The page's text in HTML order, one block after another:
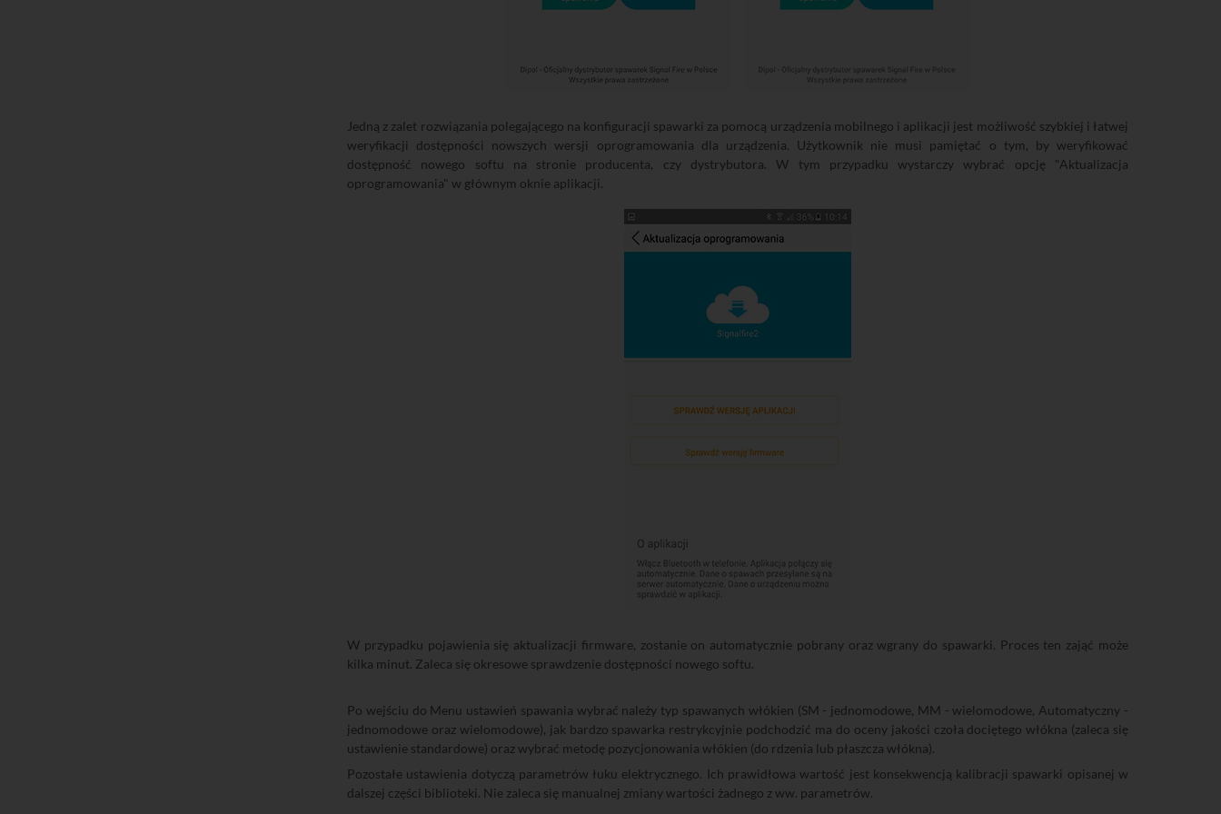
Jedną z zalet rozwiązania polegającego na konfiguracji spawarki za pomocą urządzenia mobilnego i aplikacji jest możliwość szybkiej i łatwej
weryfikacji dostępności nowszych wersji oprogramowania dla urządzenia. Użytkownik nie musi pamiętać o tym, by weryfikować
dostępność nowego softu na stronie producenta, czy dystrybutora. W tym przypadku wystarczy wybrać opcję "Aktualizacja
oprogramowania" w głównym oknie aplikacji.
W przypadku pojawienia się aktualizacji firmware, zostanie on automatycznie pobrany oraz wgrany do spawarki. Proces ten zająć może
kilka minut. Zaleca się okresowe sprawdzenie dostępności nowego softu.
Po wejściu do Menu ustawień spawania wybrać należy typ spawanych włókien (SM - jednomodowe, MM - wielomodowe, Automatyczny -
jednomodowe oraz wielomodowe), jak bardzo spawarka restrykcyjnie podchodzić ma do oceny jakości czoła dociętego włókna (zaleca się
ustawienie standardowe) oraz wybrać metodę pozycjonowania włókien (do rdzenia lub płaszcza włókna).
Pozostałe ustawienia dotyczą parametrów łuku elektrycznego. Ich prawidłowa wartość jest konsekwencją kalibracji spawarki opisanej w
dalszej części biblioteki. Nie zaleca się manualnej zmiany wartości żadnego z ww. parametrów.